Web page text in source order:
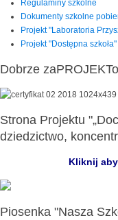
Regulaminy szkolne
Dokumenty szkolne
Projekt "Laboratoria
Projekt "Dostępna szkoła"
Dobrze
Strona Projektu
dziedzictwo,
Kliknij
Piosenka "Nasza